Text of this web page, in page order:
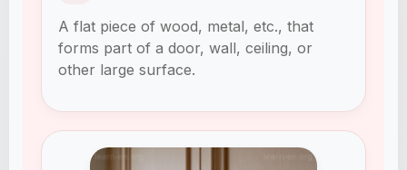
A flat piece of wood, metal, etc., that
forms part of a door, wall, ceiling, or
other large surface.